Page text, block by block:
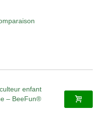
enfant
– BeeFun®